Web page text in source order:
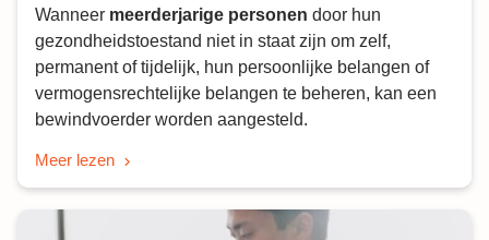
Wanneer meerderjarige personen door hun
gezondheidstoestand niet in staat zijn om zelf,
permanent of tijdelijk, hun persoonlijke belangen of
vermogensrechtelijke belangen te beheren, kan een
bewindvoerder worden aangesteld.
Meer lezen